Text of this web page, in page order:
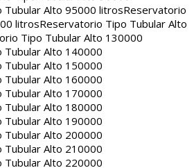
Tubular Alto 95000 litrosReservatorio
litrosReservatorio Tipo Tubular Alto
Tipo Tubular Alto 130000
Alto 140000
Alto 150000
Alto 160000
Alto 170000
Alto 180000
Alto 190000
Alto 200000
Alto 210000
Alto 220000